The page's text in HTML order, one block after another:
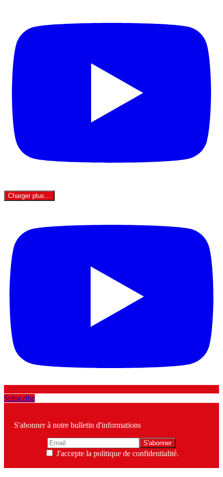
Charger plus…
Subscribe
S'abonner à notre bulletin d'informations
J'accepte la politique de confidentialité.